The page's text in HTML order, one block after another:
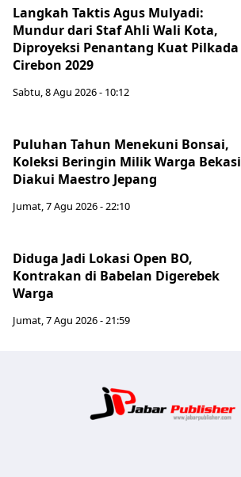
Langkah Taktis Agus Mulyadi:
Mundur dari Staf Ahli Wali Kota,
Diproyeksi Penantang Kuat Pilkada
Cirebon 2029
Sabtu, 8 Agu 2026 - 10:12
Puluhan Tahun Menekuni Bonsai,
Koleksi Beringin Milik Warga Bekasi
Diakui Maestro Jepang
Jumat, 7 Agu 2026 - 22:10
Diduga Jadi Lokasi Open BO,
Kontrakan di Babelan Digerebek
Warga
Jumat, 7 Agu 2026 - 21:59